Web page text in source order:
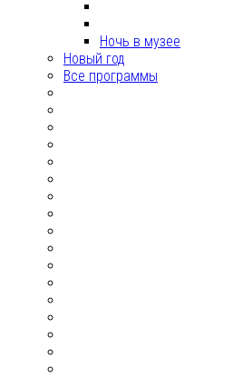
Ночь в музее
Новый год
Все программы